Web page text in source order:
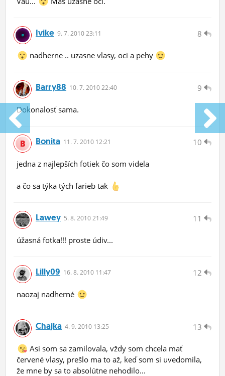
8
Ivike 9. 7. 2010 23:11
nadherne .. uzasne vlasy, oci a pehy
9
Barry88 10. 7. 2010 22:40
Dokonalosť sama.
10
Bonita 11. 7. 2010 12:21
jedna z najlepších fotiek čo som videla
a čo sa týka tých farieb tak
11
Lawey 5. 8. 2010 21:49
úžasná fotka!!! proste údiv...
12
Lilly09 16. 8. 2010 11:47
naozaj nadherné
13
Chajka 4. 9. 2010 13:25
Asi som sa zamilovala, vždy som chcela mať
červené vlasy, prešlo ma to až, keď som si uvedomila,
že mne by sa to absolútne nehodilo...